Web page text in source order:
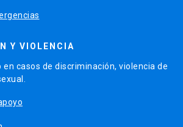
Y VIOLENCIA
en casos de discriminación, violencia de